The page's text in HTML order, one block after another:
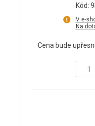
Kód:
V e-
Na
Cena bude